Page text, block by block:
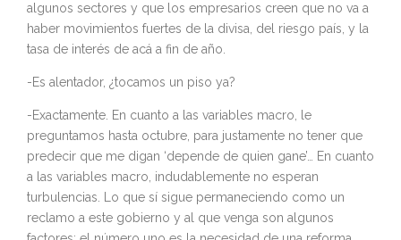
algunos sectores y que los empresarios creen que no va a
haber movimientos fuertes de la divisa, del riesgo país, y la
tasa de interés de acá a fin de año.
-Es alentador, ¿tocamos un piso ya?
-Exactamente. En cuanto a las variables macro, le
preguntamos hasta octubre, para justamente no tener que
predecir que me digan ‘depende de quien gane’… En cuanto
a las variables macro, indudablemente no esperan
turbulencias. Lo que sí sigue permaneciendo como un
reclamo a este gobierno y al que venga son algunos